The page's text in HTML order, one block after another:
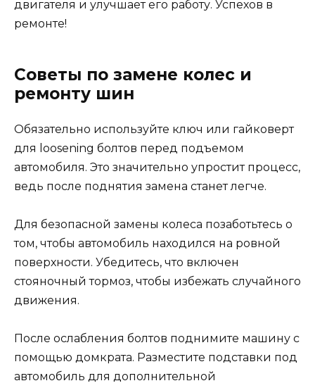
двигателя и улучшает его работу. Успехов в
ремонте!
Советы по замене колес и
ремонту шин
Обязательно используйте ключ или гайковерт
для loosening болтов перед подъемом
автомобиля. Это значительно упростит процесс,
ведь после поднятия замена станет легче.
Для безопасной замены колеса позаботьтесь о
том, чтобы автомобиль находился на ровной
поверхности. Убедитесь, что включен
стояночный тормоз, чтобы избежать случайного
движения.
После ослабления болтов поднимите машину с
помощью домкрата. Разместите подставки под
автомобиль для дополнительной